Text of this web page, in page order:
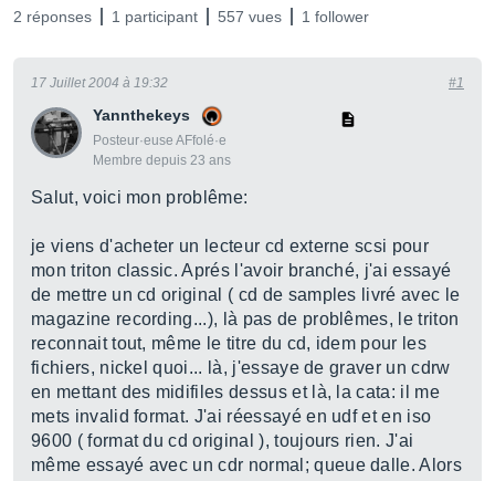
2 réponses 1 participant 557 vues 1 follower
Yannthekeys
Posteur·euse AFfolé·e
Membre depuis 23 ans
17 Juillet 2004 à 19:32 #1
Salut, voici mon problême:
je viens d'acheter un lecteur cd externe scsi pour
mon triton classic. Aprés l'avoir branché, j'ai essayé
de mettre un cd original ( cd de samples livré avec le
magazine recording...), là pas de problêmes, le triton
reconnait tout, même le titre du cd, idem pour les
fichiers, nickel quoi... là, j'essaye de graver un cdrw
en mettant des midifiles dessus et là, la cata: il me
mets invalid format. J'ai réessayé en udf et en iso
9600 ( format du cd original ), toujours rien. J'ai
même essayé avec un cdr normal; queue dalle. Alors